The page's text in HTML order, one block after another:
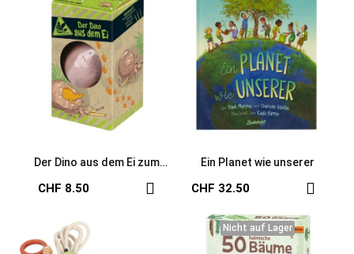
Der Dino aus dem Ei zum
CHF 8.50
Ein Planet wie unserer
CHF 32.50
Nicht auf Lager
Nicht auf Lager